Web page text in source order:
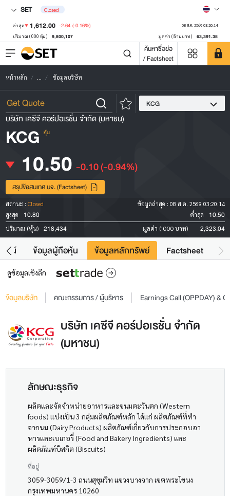
SET Closed
ล่าสุด 1,612.00 -2.64 (-0.16%) 08 ส.ค. 2569 03:20:14
ปริมาณ ('000 หุ้น) 9,800,107 มูลค่า (ล้านบาท) 63,391.38
ค้นหาชื่อย่อ
/ Factsheet
หน้าหลัก ... ข้อมูลบริษัท
KCG
บริษัท เคซีจี คอร์ปอเรชั่น จำกัด (มหาชน)
KCG หุ้น
10.50 -0.10(-0.94%)
สรุปข้อสนเทศ บจ. (Factsheet)
สถานะ : Closed ข้อมูลล่าสุด : 08 ส.ค. 2569 03:20:14
สูงสุด
10.80 ต่ำสุด 10.50
ปริมาณ (หุ้น) 218,434 มูลค่า ('000 บาท) 2,323.04
ยชน์ ข้อมูลผู้ถือหุ้น ข้อมูลหลักทรัพย์ Factsheet
ดูข้อมูลเชิงลึก
ข้อมูลบริษัท คณะกรรมการ / ผู้บริหาร Earnings Call (OPPDAY) &
บริษัท เคซีจี คอร์ปอเรชั่น จำกัด
(มหาชน)
ลักษณะธุรกิจ
ผลิตและจัดจำหน่ายอาหารและขนมตะวันตก (Western
foods) แบ่งเป็น 3 กลุ่มผลิตภัณฑ์หลัก ได้แก่ ผลิตภัณฑ์ที่ทำ
จากนม (Dairy Products) ผลิตภัณฑ์เกี่ยวกับการประกอบอา
หารและเบเกอรี่ (Food and Bakery Ingredients) และ
ผลิตภัณฑ์บิสกิต (Biscuits)
ที่อยู่
3059-3059/1-3 ถนนสุขุมวิท แขวงบางจาก เขตพระโขนง
กรุงเทพมหานคร 10260